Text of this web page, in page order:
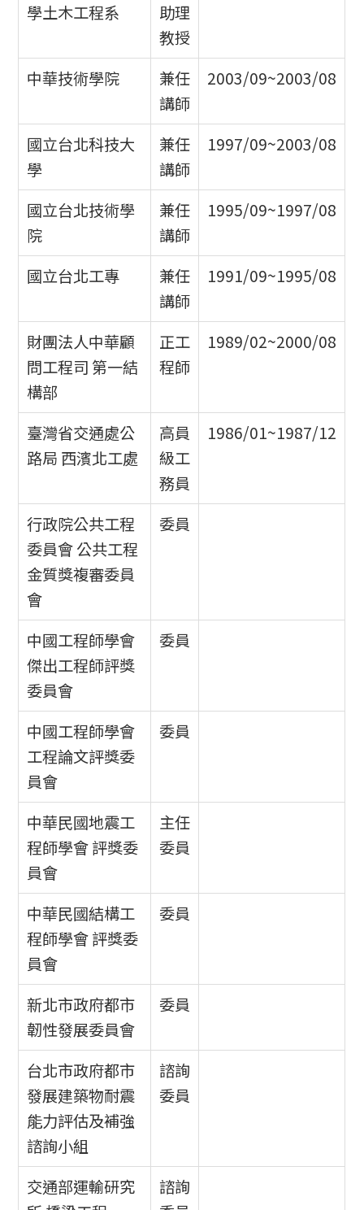
學土木工程系
助理
教授
中華技術學院
兼任
講師
2003/09~2003/08
國立台北科技大
學
兼任
講師
1997/09~2003/08
國立台北技術學
院
兼任
講師
1995/09~1997/08
國立台北工專
兼任
講師
1991/09~1995/08
財團法人中華顧
問工程司 第一結
構部
正工
程師
1989/02~2000/08
臺灣省交通處公
路局 西濱北工處
高員
級工
務員
1986/01~1987/12
行政院公共工程
委員會 公共工程
金質獎複審委員
會
委員
中國工程師學會
傑出工程師評獎
委員會
委員
中國工程師學會
工程論文評獎委
員會
委員
中華民國地震工
程師學會 評獎委
員會
主任
委員
中華民國結構工
程師學會 評獎委
員會
委員
新北市政府都市
韌性發展委員會
委員
台北市政府都市
發展建築物耐震
能力評估及補強
諮詢小組
諮詢
委員
交通部運輸研究
諮詢